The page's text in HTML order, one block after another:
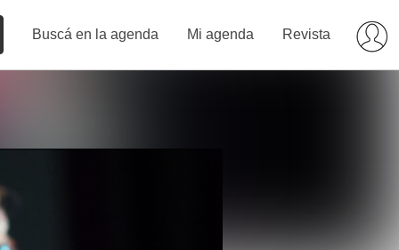
Buscá en la agenda Mi agenda Revista